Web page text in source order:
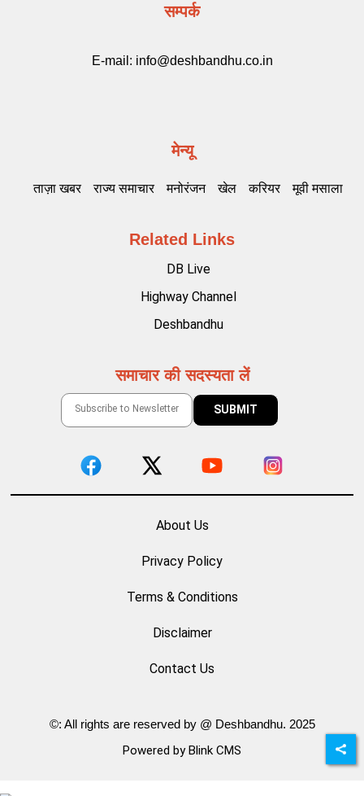
सम्पर्क
E-mail: info@deshbandhu.co.in
मेन्यू
ताज़ा खबर राज्य समाचार मनोरंजन खेल करियर मूवी मसाला
Related Links
DB Live
Highway Channel
Deshbandhu
समाचार की सदस्यता लें
About Us
Privacy Policy
Terms & Conditions
Disclaimer
Contact Us
©: All rights are reserved by @ Deshbandhu. 2025
Powered by Blink CMS